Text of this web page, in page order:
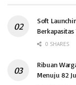
Soft
0 SHARES
Ribuan
Menuju 82